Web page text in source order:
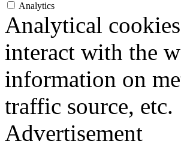
Analytics
Analytical
interact with the
information on
traffic source, etc.
Advertisement